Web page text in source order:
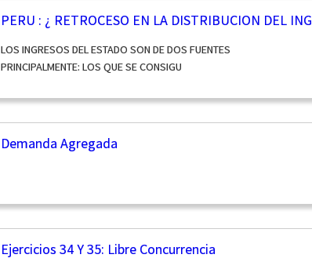
PERU : ¿ RETROCESO EN LA DISTRIBUCION DEL
LOS INGRESOS DEL ESTADO SON DE DOS FUENTES
PRINCIPALMENTE: LOS QUE SE CONSIGU
Demanda Agregada
Ejercicios 34 Y 35: Libre Concurrencia